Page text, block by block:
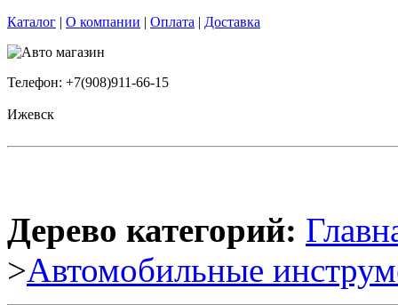
Каталог | О компании | Оплата | Доставка
Телефон: +7(908)911-66-15
Ижевск
Дерево категорий:
>Автомобильные